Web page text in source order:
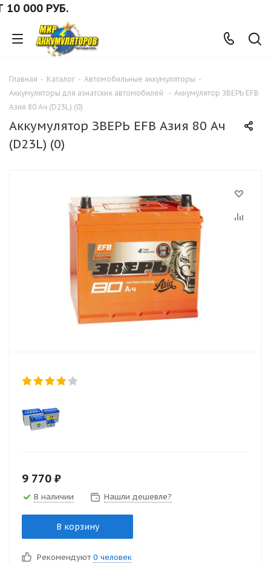
РУБ.
Главная - Каталог - Автомобильные аккумуляторы -
Аккумуляторы для азиатских автомобилей
- Аккумулятор ЗВЕРЬ EFB
Азия 80 Ач (D23L) (0)
Аккумулятор ЗВЕРЬ EFB Азия 80 Ач
(D23L) (0)
9 770 ₽
В наличии Нашли дешевле?
В корзину
Рекомендуют 0 человек